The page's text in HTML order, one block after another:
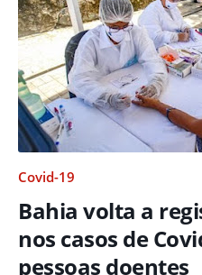
Covid-19
Bahia volta a
nos casos de
pessoas doentes